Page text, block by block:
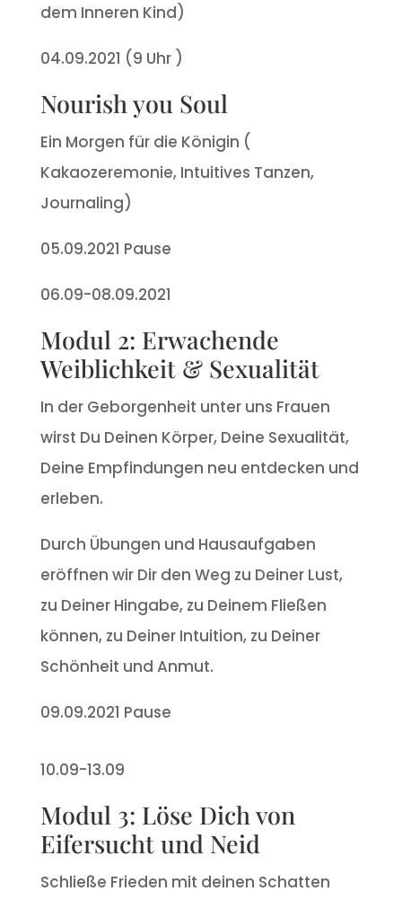
dem Inneren Kind)
04.09.2021 (9 Uhr )
Nourish you Soul
Ein Morgen für die Königin (
Kakaozeremonie, Intuitives Tanzen,
Journaling)
05.09.2021 Pause
06.09-08.09.2021
Modul 2: Erwachende
Weiblichkeit & Sexualität
In der Geborgenheit unter uns Frauen
wirst Du Deinen Körper, Deine Sexualität,
Deine Empfindungen neu entdecken und
erleben.
Durch Übungen und Hausaufgaben
eröffnen wir Dir den Weg zu Deiner Lust,
zu Deiner Hingabe, zu Deinem Fließen
können, zu Deiner Intuition, zu Deiner
Schönheit und Anmut.
09.09.2021 Pause
10.09-13.09
Modul 3: Löse Dich von
Eifersucht und Neid
Schließe Frieden mit deinen Schatten